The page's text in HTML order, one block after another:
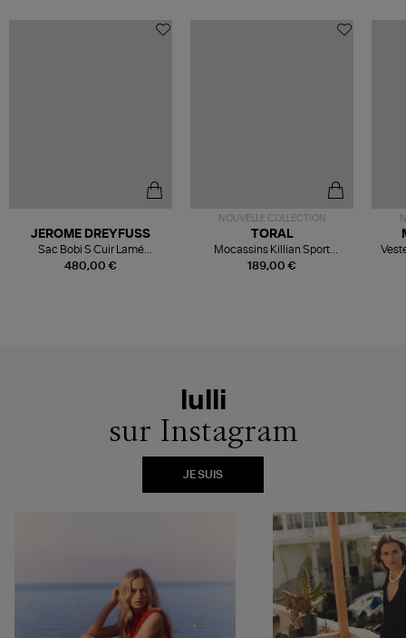
480,00 €
JEROME DREYFUSS
Sac Bobi S Cuir Lamé
Champagne
NOUVELLE COLLECTION
189,00 €
TORAL
Mocassins Killian Sport
Mousse
lulli
sur Instagram
JE SUIS